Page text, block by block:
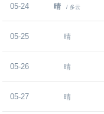
05-24 晴 / 多云
05-25 晴
05-26 晴
05-27 晴